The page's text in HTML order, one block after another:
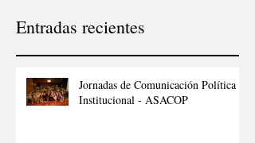
Entradas recientes
Jornadas de Comunicación Política e
Institucional - ASACOP